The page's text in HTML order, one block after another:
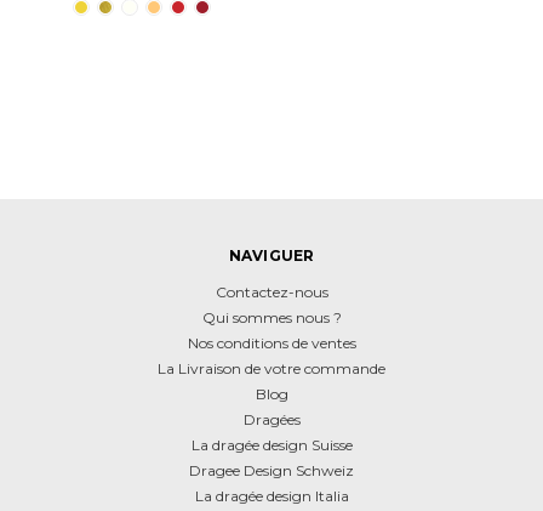
NAVIGUER
Contactez-nous
Qui sommes nous ?
Nos conditions de ventes
La Livraison de votre commande
Blog
Dragées
La dragée design Suisse
Dragee Design Schweiz
La dragée design Italia